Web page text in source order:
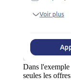
Dans
seules les